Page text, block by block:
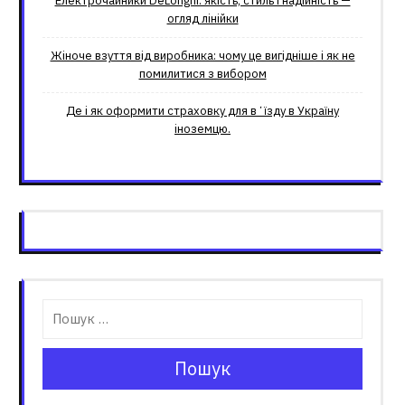
огляд лінійки
Жіноче взуття від виробника: чому це вигідніше і як не
помилитися з вибором
Де і як оформити страховку для вʼїзду в Україну
іноземцю.
Пошук